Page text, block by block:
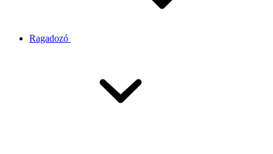
Ragadozó